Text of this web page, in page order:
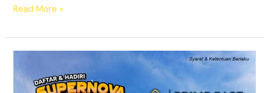
Read More »
Prime
East